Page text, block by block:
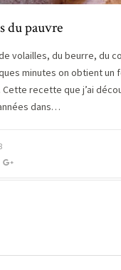
du pauvre
volailles, du beurre, du
minutes on obtient un
Cette recette que j’ai
dans…